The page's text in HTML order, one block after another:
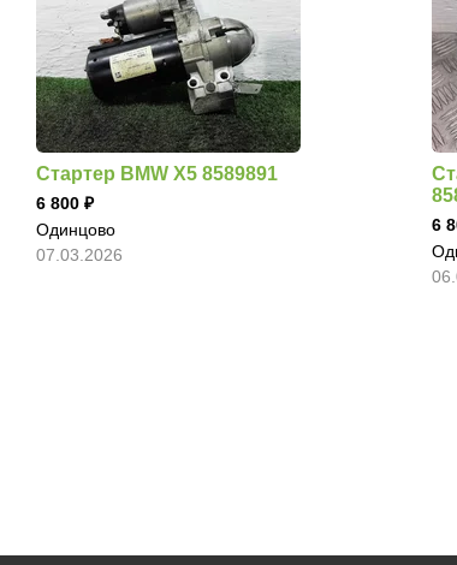
Стартер BMW X5 8589891
6 800
Одинцово
07.03.2026
6